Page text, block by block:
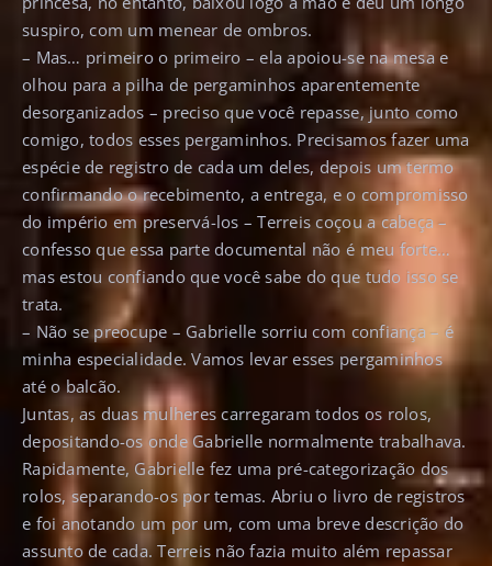
suspiro, com um menear de ombros.
– Mas… primeiro o primeiro – ela apoiou-se na mesa e
olhou para a pilha de pergaminhos aparentemente
desorganizados – preciso que você repasse, junto como
comigo, todos esses pergaminhos. Precisamos fazer uma
espécie de registro de cada um deles, depois um termo
confirmando o recebimento, a entrega, e o compromisso
do império em preservá-los – Terreis coçou a cabeça –
confesso que essa parte documental não é meu forte…
mas estou confiando que você sabe do que tudo isso se
trata.
– Não se preocupe – Gabrielle sorriu com confiança – é
minha especialidade. Vamos levar esses pergaminhos
até o balcão.
Juntas, as duas mulheres carregaram todos os rolos,
depositando-os onde Gabrielle normalmente trabalhava.
Rapidamente, Gabrielle fez uma pré-categorização dos
rolos, separando-os por temas. Abriu o livro de registros
e foi anotando um por um, com uma breve descrição do
assunto de cada. Terreis não fazia muito além repassar